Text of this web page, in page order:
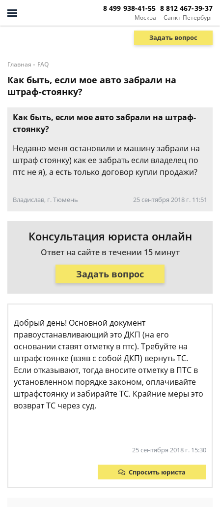
Москва
8 499 938-41-55
Санкт-Петербург
8 812 467-39-37
Задать вопрос
Главная - FAQ
Как быть, если мое авто забрали на
штраф-стоянку?
Как быть, если мое авто забрали на штраф-
стоянку?
Недавно меня остановили и машину забрали на
штраф стоянку) как ее забрать если владелец по
птс не я), а есть только договор купли продажи?
Владислав, г. Тюмень 25 сентября 2018 г. 11:51
Консультация юриста онлайн
Ответ на сайте в течении 15 минут
Задать вопрос
Добрый день! Основной документ
правоустанавливающий это ДКП (на его
основании ставят отметку в птс). Требуйте на
штрафстоянке (взяв с собой ДКП) вернуть ТС.
Если отказывают, тогда вносите отметку в ПТС в
установленном порядке законом, оплачивайте
штрафстоянку и забирайте ТС. Крайние меры это
возврат ТС через суд.
25 сентября 2018 г. 15:30
Спросить юриста